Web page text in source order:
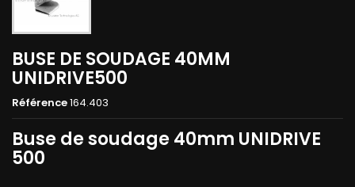
BUSE DE SOUDAGE 40MM
UNIDRIVE500
Référence164.403
Buse de soudage 40mm UNIDRIVE
500